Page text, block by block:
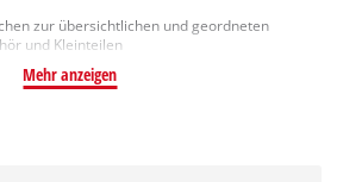
zur übersichtlichen und geordneten
und Kleinteilen
Mehr anzeigen